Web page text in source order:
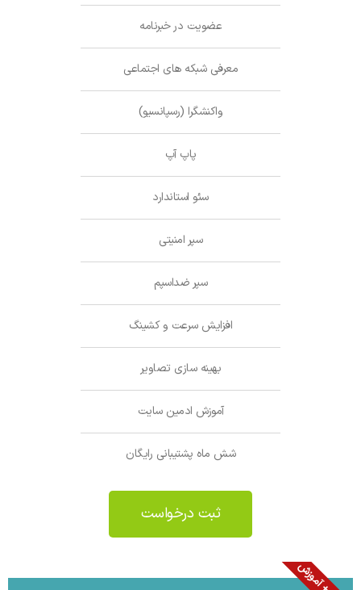
عضویت در خبرنامه
معرفی شبکه های اجتماعی
واکنشگرا (رسپانسیو)
پاپ آپ
سئو استاندارد
سپر امنیتی
سپر ضداسپم
افزایش سرعت و کشینگ
بهینه سازی تصاویر
آموزش ادمین سایت
شش ماه پشتیبانی رایگان
ثبت درخواست